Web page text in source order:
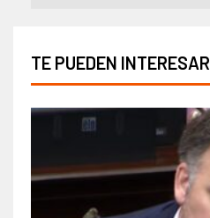
TE PUEDEN INTERESAR